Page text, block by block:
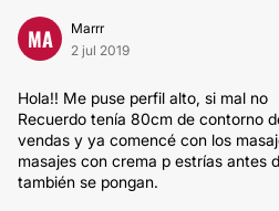
MA
Marrr
2 jul 2019
Hola!! Me puse perfil alto, si mal no
Recuerdo tenía 80cm de contorno
vendas y ya comencé con los
masajes con crema p estrías antes
también se pongan.